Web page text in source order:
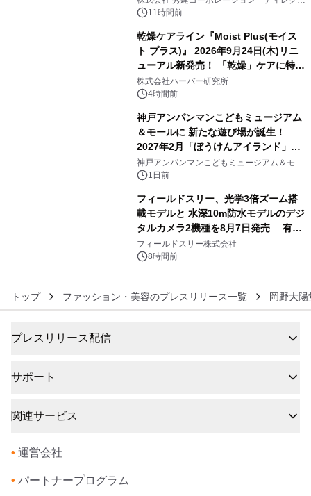
アートギャラリー
11時間前
乾燥ケアライン『Moist Plus(モイス
ト プラス)』 2026年9月24日(木)リニ
ューアル新発売！ 「乾燥」ケアに特化
し、ライン使いで潤いに満ちた肌へ
株式会社ハーバー研究所
4時間前
神戸アンパンマンこどもミュージアム
＆モールに 新たな遊び場が誕生！
2027年2月「ぼうけんアイランド」が
オープン
神戸アンパンマンこどもミュージアム＆モー
ル 1日前
フィールドスリー、光学3倍ズーム搭
載モデルと 水深10m防水モデルのデジ
タルカメラ2機種を8月7日発売 有効
約1300万画素、用途別に選べるコンデ
ジ新登場
フィールドスリー株式会社
8時間前
トップ ファッション・美容のプレスリリース一覧 岡野大
プレスリリース配信
サポート
関連サービス
• 運営会社
• パートナープログラム